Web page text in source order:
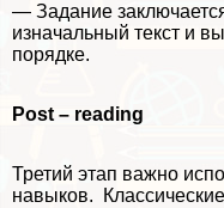
— Задание
изначальный текст и
порядке.
Post– reading
Третий этап важно
навыков.